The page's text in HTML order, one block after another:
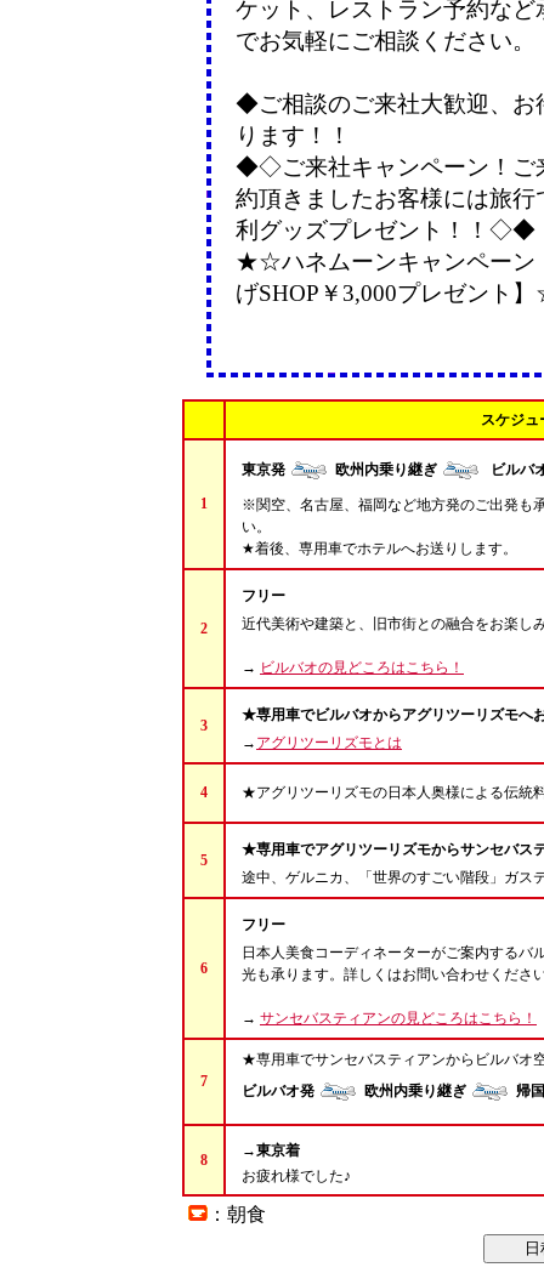
ケット、レストラン予約など
でお気軽にご相談ください。
◆ご相談のご来社大歓迎、お
ります！！
◆◇ご来社キャンペーン！ご
約頂きましたお客様には旅行
利グッズプレゼント！！◇◆
★☆ハネムーンキャンペーン
げSHOP￥3,000プレゼント
スケジュ
1
東京発 欧州内乗り継ぎ ビルバ
※関空、名古屋、福岡など地方発のご出発も
い。
★着後、専用車でホテルへお送りします。
2
フリー
近代美術や建築と、旧市街との融合をお楽し
→ ビルバオの見どころはこちら！
3
★専用車でビルバオからアグリツーリズモへ
→ アグリツーリズモとは
4 ★アグリツーリズモの日本人奥様による伝統
5
★専用車でアグリツーリズモからサンセバス
途中、ゲルニカ、「世界のすごい階段」ガス
6
フリー
日本人美食コーディネーターがご案内するバ
光も承ります。詳しくはお問い合わせくださ
→ サンセバスティアンの見どころはこちら！
7
★専用車でサンセバスティアンからビルバオ
ビルバオ発
欧州内乗り継ぎ 帰
8
→東京着
お疲れ様でした♪
：朝食